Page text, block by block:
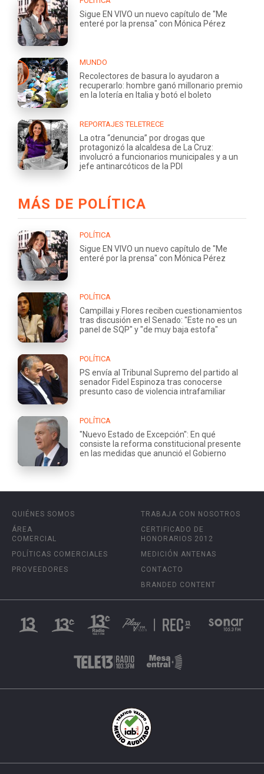
Sigue EN VIVO un nuevo capítulo de "Me
enteré por la prensa" con Mónica Pérez
MUNDO
Recolectores de basura lo ayudaron a
recuperarlo: hombre ganó millonario premio
en la lotería en Italia y botó el boleto
REPORTAJES TELETRECE
La otra “denuncia” por drogas que
protagonizó la alcaldesa de La Cruz:
involucró a funcionarios municipales y a un
jefe antinarcóticos de la PDI
MÁS DE POLÍTICA
POLÍTICA
Sigue EN VIVO un nuevo capítulo de "Me
enteré por la prensa" con Mónica Pérez
POLÍTICA
Campillai y Flores reciben cuestionamientos
tras discusión en el Senado: "Este no es un
panel de SQP" y "de muy baja estofa"
POLÍTICA
PS envía al Tribunal Supremo del partido al
senador Fidel Espinoza tras conocerse
presunto caso de violencia intrafamiliar
POLÍTICA
"Nuevo Estado de Excepción": En qué
consiste la reforma constitucional presente
en las medidas que anunció el Gobierno
QUIÉNES SOMOS
ÁREA
COMERCIAL
POLÍTICAS COMERCIALES
PROVEEDORES
TRABAJA CON NOSOTROS
CERTIFICADO DE
HONORARIOS 2012
MEDICIÓN ANTENAS
CONTACTO
BRANDED CONTENT